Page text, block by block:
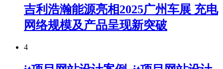
吉利浩瀚能源亮相2025广州车展 充电
网络规模及产品呈现新突破
4